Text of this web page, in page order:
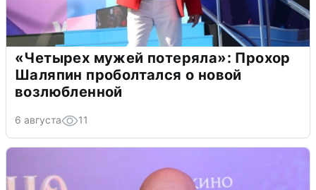
«Четырех мужей потеряла»: Прохор
Шаляпин проболтался о новой
возлюбленной
6 августа 11